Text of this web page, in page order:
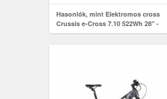
Hasonlók, mint Elektromos cross
Crussis e-Cross 7.10 522Wh 28" -
2025